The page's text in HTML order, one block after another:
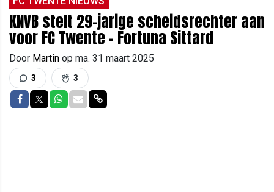
KNVB stelt 29-jarige scheidsrechter aan
voor FC Twente - Fortuna Sittard
Door Martin op ma. 31 maart 2025
3 3
Delen op Facebook
Delen op Twitter
Delen op Whatsapp
Delen via Mail
Delen via link